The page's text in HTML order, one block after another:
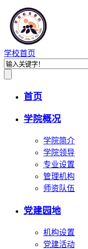
学校首页
首页
学院概况
学院简介
学院领导
专业设置
管理机构
师资队伍
党建园地
机构设置
党建活动